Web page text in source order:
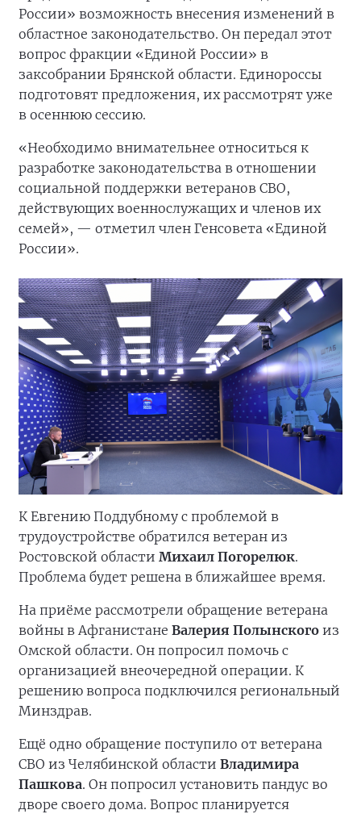
России» возможность внесения изменений в
областное законодательство. Он передал этот
вопрос фракции «Единой России» в
заксобрании Брянской области. Единороссы
подготовят предложения, их рассмотрят уже
в осеннюю сессию.
«Необходимо внимательнее относиться к
разработке законодательства в отношении
социальной поддержки ветеранов СВО,
действующих военнослужащих и членов их
семей», — отметил член Генсовета «Единой
России».
К Евгению Поддубному с проблемой в
трудоустройстве обратился ветеран из
Ростовской области Михаил Погорелюк.
Проблема будет решена в ближайшее время.
На приёме рассмотрели обращение ветерана
войны в Афганистане Валерия Полынского из
Омской области. Он попросил помочь с
организацией внеочередной операции. К
решению вопроса подключился региональный
Минздрав.
Ещё одно обращение поступило от ветерана
СВО из Челябинской области Владимира
Пашкова. Он попросил установить пандус во
дворе своего дома. Вопрос планируется